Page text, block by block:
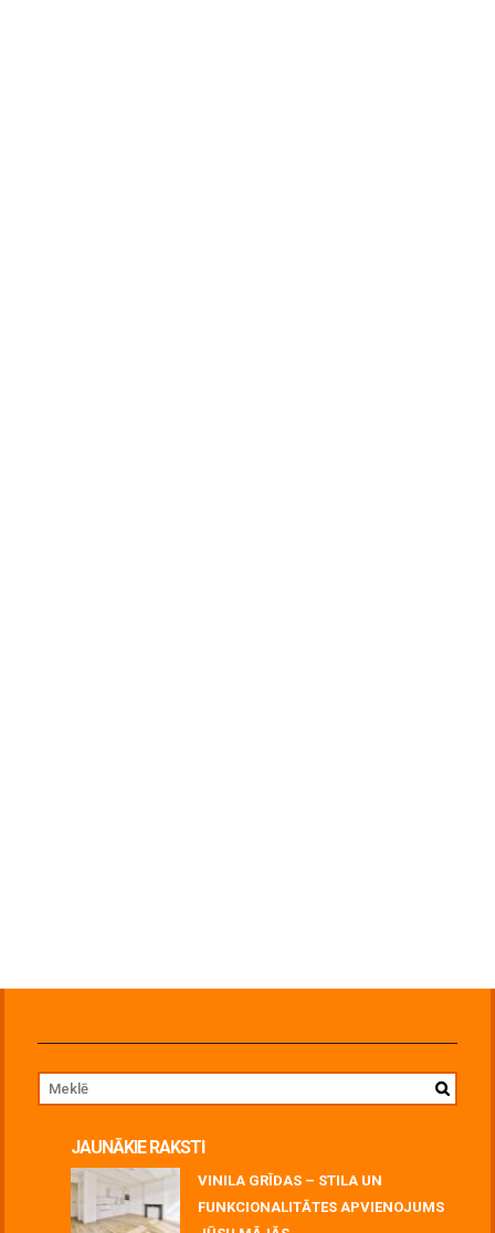
JAUNĀKIE RAKSTI
VINILA GRĪDAS – STILA UN
FUNKCIONALITĀTES APVIENOJUMS